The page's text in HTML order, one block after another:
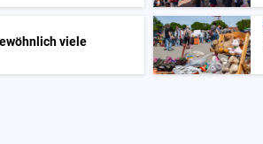
viele